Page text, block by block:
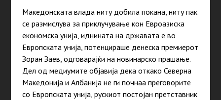
Македонската влада ниту добила покана, ниту пак
се размислува за приклучување кон Евроазиска
економска унија, иднината на државата е во
Европската унија, потенцираше денеска премиерот
Зоран Заев, одговарајќи на новинарско прашање.
Дел од медиумите објавија дека откако Северна
Македонија и Албанија не ги почнаа преговорите
со Европската унија, рускиот постојан претставник